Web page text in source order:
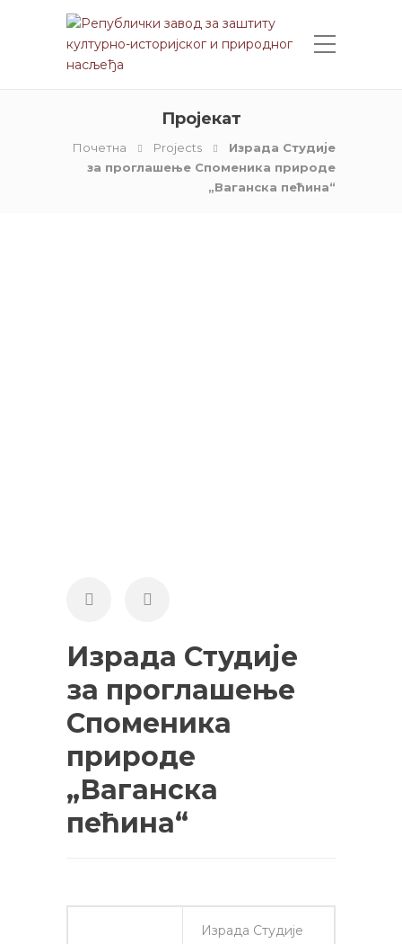
Пројекат
Почетна Projects
Израда Студије
за проглашење Споменика природе
„Ваганска пећина“
Израда Студије
за проглашење
Споменика
природе
„Ваганска
пећина“
Израда Студије